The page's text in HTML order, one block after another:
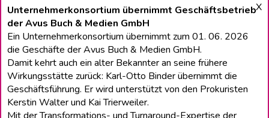
X
Unternehmerkonsortium übernimmt Geschäftsbetrieb
der Avus Buch & Medien GmbH
Ein Unternehmerkonsortium übernimmt zum 01. 06. 2026
die Geschäfte der Avus Buch & Medien GmbH.
Damit kehrt auch ein alter Bekannter an seine frühere
Wirkungsstätte zurück: Karl-Otto Binder übernimmt die
Geschäftsführung. Er wird unterstützt von den Prokuristen
Kerstin Walter und Kai Trierweiler.